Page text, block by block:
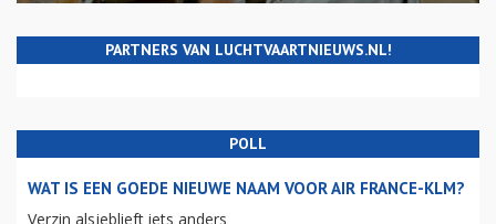
PARTNERS VAN LUCHTVAARTNIEUWS.NL!
POLL
WAT IS EEN GOEDE NIEUWE NAAM VOOR AIR FRANCE-KLM?
Verzin alsjeblieft iets anders